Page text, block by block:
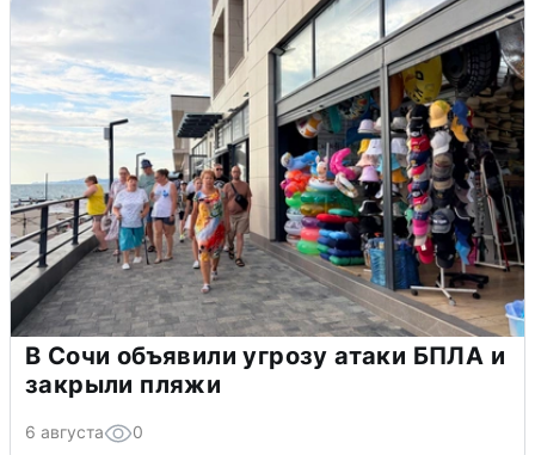
В Сочи объявили угрозу атаки БПЛА и
закрыли пляжи
6 августа 0